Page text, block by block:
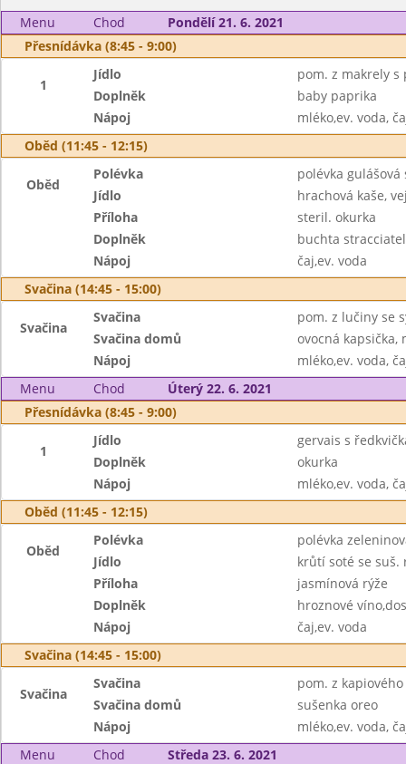
Menu Chod
Pondělí 21. 6. 2021
Přesnídávka (8:45 - 9:00)
1
Jídlo
pom. z makrely
Doplněk
baby paprika
Nápoj
mléko,ev. voda,
Oběd (11:45 - 12:15)
Oběd
Polévka
polévka
Jídlo
hrachová kaše,
Příloha
steril. okurka
Doplněk
buchta
Nápoj
čaj,ev. voda
Svačina (14:45 - 15:00)
Svačina
Svačina
pom. z lučiny se
Svačina domů
ovocná kapsička,
Nápoj
mléko,ev. voda,
Menu
Chod
Úterý 22. 6. 2021
Přesnídávka (8:45 - 9:00)
1
Jídlo
gervais s
Doplněk
okurka
Nápoj
mléko,ev. voda,
Oběd (11:45 - 12:15)
Oběd
Polévka
polévka
Jídlo
krůtí soté se suš.
Příloha
jasmínová rýže
Doplněk
hroznové
Nápoj
čaj,ev. voda
Svačina (14:45 - 15:00)
Svačina
Svačina
pom. z
Svačina domů
sušenka oreo
Nápoj
mléko,ev. voda,
Menu
Chod
Středa 23. 6. 2021